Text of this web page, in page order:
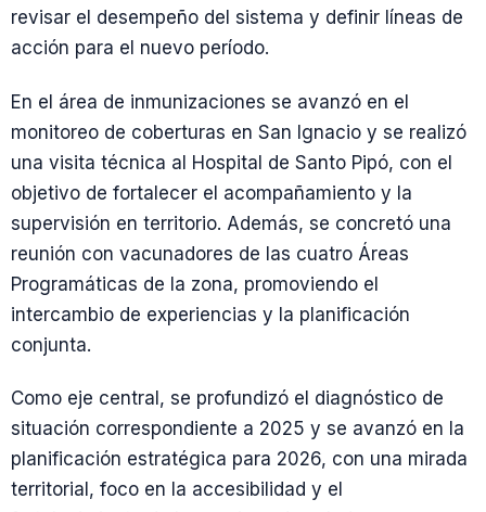
revisar el desempeño del sistema y definir líneas de
acción para el nuevo período.
En el área de inmunizaciones se avanzó en el
monitoreo de coberturas en San Ignacio y se realizó
una visita técnica al Hospital de Santo Pipó, con el
objetivo de fortalecer el acompañamiento y la
supervisión en territorio. Además, se concretó una
reunión con vacunadores de las cuatro Áreas
Programáticas de la zona, promoviendo el
intercambio de experiencias y la planificación
conjunta.
Como eje central, se profundizó el diagnóstico de
situación correspondiente a 2025 y se avanzó en la
planificación estratégica para 2026, con una mirada
territorial, foco en la accesibilidad y el